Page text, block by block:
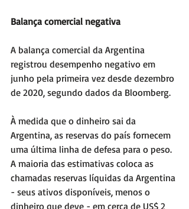
Balança comercial negativa
A balança comercial da Argentina
registrou desempenho negativo em
junho pela primeira vez desde dezembro
de 2020, segundo dados da Bloomberg.
À medida que o dinheiro sai da
Argentina, as reservas do país fornecem
uma última linha de defesa para o peso.
A maioria das estimativas coloca as
chamadas reservas líquidas da Argentina
- seus ativos disponíveis, menos o
dinheiro que deve - em cerca de US$ 2